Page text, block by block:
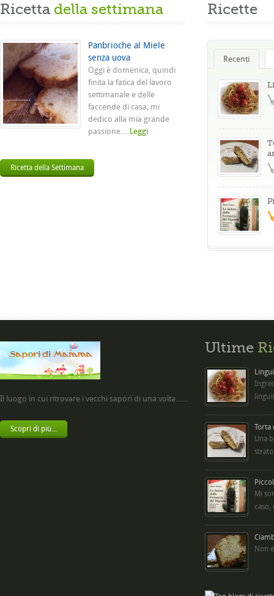
Ricetta della settimana
Panbrioche al Miele
senza uova
Oggi è domenica, quindi
finita la fatica del lavoro
settimanale e delle
faccende di casa, mi
dedico alla mia grande
passione.... Leggi
Ricetta della Settimana
Ricette
Recenti
Il luogo in cui ritrovare i vecchi sapori di una volta.......
Scopri di più...
Ultime
Torta
Una
Mi
caso,
Non